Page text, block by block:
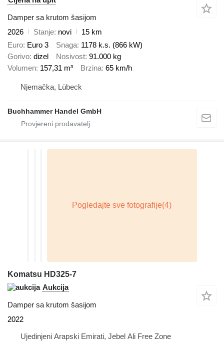
Damper sa krutom šasijom
2026
Stanje novi
15 km
Euro Euro 3 Snaga 1178 k.s. (866 kW)
Gorivo dizel Nosivost 91.000 kg
Volumen 157,31 m³ Brzina 65 km/h
Njemačka, Lübeck
Buchhammer Handel GmbH
Komatsu HD325-7
Aukcija
Damper sa krutom šasijom
2022
Ujedinjeni Arapski Emirati, Jebel Ali Free Zone